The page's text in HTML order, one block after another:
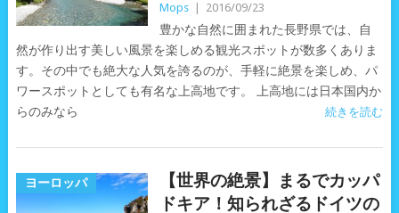
Mops 2016/09/23
豊かな自然に囲まれた長野県では、自
然が作り出す美しい風景を楽しめる観光スポットが数多くありま
す。その中でも絶大な人気を誇るのが、手軽に絶景を楽しめ、パ
ワースポットとしても有名な上高地です。 上高地には日本国内か
らのみなら
続きを読む
ヨーロッパ
【世界の絶景】まるでカッパ
ドキア！知られざるドイツの